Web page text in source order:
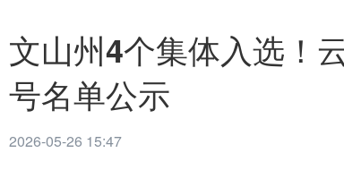
文山州4个集体入选！
号名单公示
2026-05-26 15:47